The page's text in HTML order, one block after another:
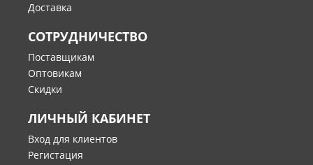
Доставка
СОТРУДНИЧЕСТВО
Поставщикам
Оптовикам
Скидки
ЛИЧНЫЙ КАБИНЕТ
Вход для клиентов
Регистация